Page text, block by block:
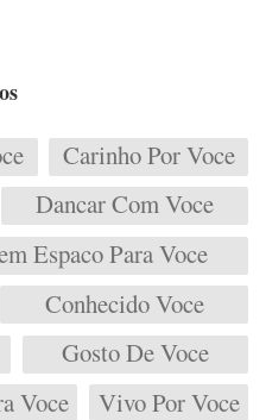
Carinho Por Voce
Dancar Com Voce
Espaco Para Voce
Conhecido Voce
Gosto De Voce
Voce
Vivo Por Voce